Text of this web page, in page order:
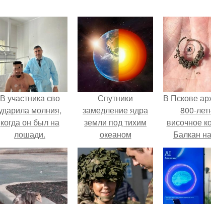
В участника сво
молния,
когда он был на
лошади.
Спутники
замедление ядра
земли под тихим
океаном
зафиксировали.
В Пскове
800-
височное
Балкан